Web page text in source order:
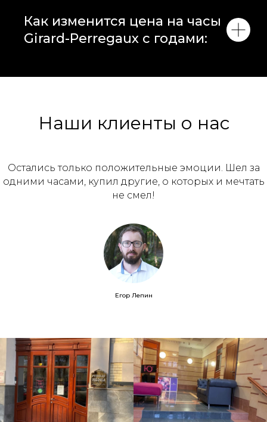
Как изменится цена на часы
Girard-Perregaux с годами:
Наши клиенты о нас
Остались только положительные эмоции. Шел за
одними часами, купил другие, о которых и мечтать
не смел!
Егор Лепин